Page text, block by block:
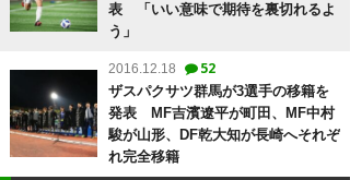
表 「いい意味で期待を裏切れるよ
う」
2016.12.18 52
ザスパクサツ群馬が3選手の移籍を
発表 MF吉濱遼平が町田、MF中村
駿が山形、DF乾大知が長崎へそれぞ
れ完全移籍